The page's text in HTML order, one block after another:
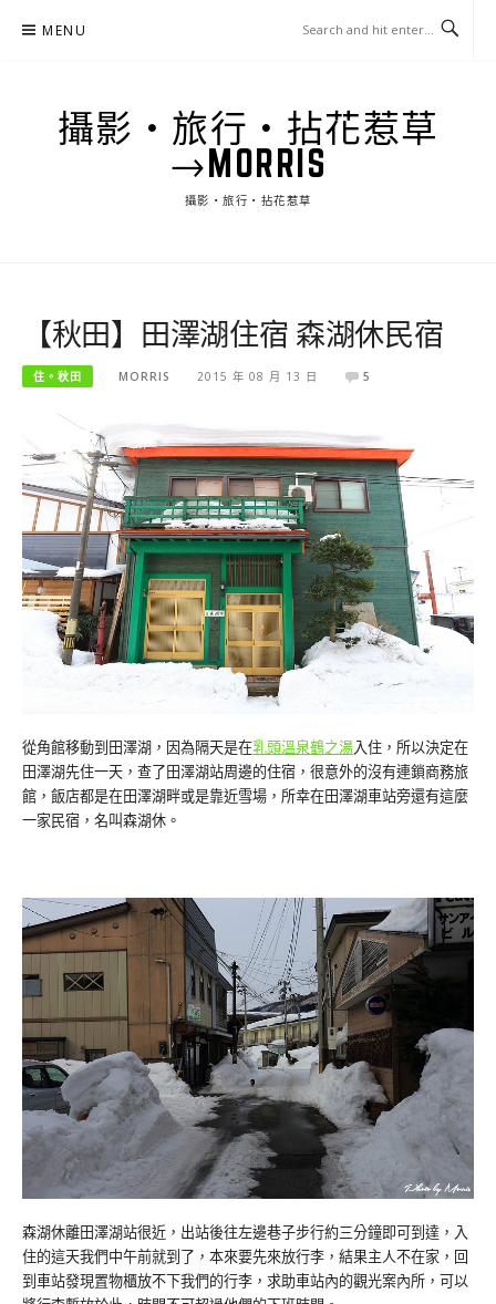
MENU
攝影‧旅行‧拈花惹草
→MORRIS
攝影‧旅行‧拈花惹草
【秋田】田澤湖住宿 森湖休民宿
住。秋田 MORRIS 2015 年 08 月 13 日 5
從角館移動到田澤湖，因為隔天是在乳頭溫泉鶴之湯入住，所以決定在
田澤湖先住一天，查了田澤湖站周邊的住宿，很意外的沒有連鎖商務旅
館，飯店都是在田澤湖畔或是靠近雪場，所幸在田澤湖車站旁還有這麼
一家民宿，名叫森湖休。
森湖休離田澤湖站很近，出站後往左邊巷子步行約三分鐘即可到達，入
住的這天我們中午前就到了，本來要先來放行李，結果主人不在家，回
到車站發現置物櫃放不下我們的行李，求助車站內的觀光案內所，可以